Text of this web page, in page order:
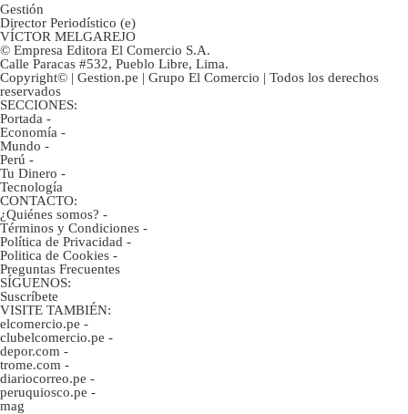
Gestión
Director Periodístico (e)
VÍCTOR MELGAREJO
© Empresa Editora El Comercio S.A.
Calle Paracas #532, Pueblo Libre, Lima.
Copyright© | Gestion.pe | Grupo El Comercio | Todos los derechos
reservados
SECCIONES:
Portada -
Economía -
Mundo -
Perú -
Tu Dinero -
Tecnología
CONTACTO:
¿Quiénes somos? -
Términos y Condiciones -
Política de Privacidad -
Politica de Cookies -
Preguntas Frecuentes
SÍGUENOS:
Suscríbete
VISITE TAMBIÉN:
elcomercio.pe -
clubelcomercio.pe -
depor.com -
trome.com -
diariocorreo.pe -
peruquiosco.pe -
mag